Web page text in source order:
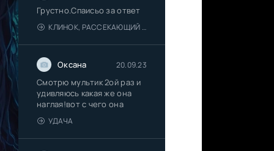
Грустно.Спаисьо за ответ
КЛИНОК, РАССЕКАЮЩИЙ ДЕМОНОВ: ДЕРЕВНЯ КУЗНЕЦОВ
Оксана 20.09.23
Смотрю мультик 2ой раз и
удивляюсь какая же она
наглая!вот с чего она
УДАЧА